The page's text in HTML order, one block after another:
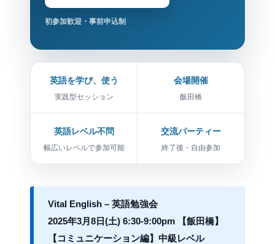
初参加歓迎・事前申込制
英語を学び、使う
実践型セッション
会場開催
飯田橋
英語レベル不問
幅広いレベルで参加可能
交流パーティー
終了後・自由参加
Vital English – 英語勉強会
2025年3月8日(土) 6:30-9:00pm 【飯田橋】
【コミュニケーション編】中級レベル